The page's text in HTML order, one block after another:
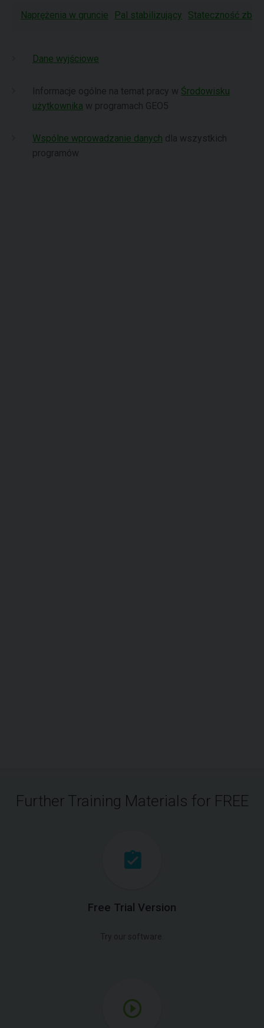
Naprężenia w gruncie Pal stabilizujący Stateczność
Dane wyjściowe
Informacje ogólne na temat pracy w Środowisku
użytkownika w programach GEO5
Wspólne wprowadzanie danych dla wszystkich
programów
Further Training Materials for FREE
Free Trial Version
Try our software.